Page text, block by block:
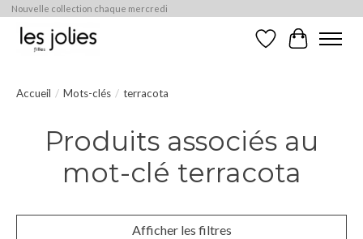
Nouvelle collection chaque mercredi
Liste de souhaits
Panier
Accueil / Mots-clés / terracota
Produits associés au
mot-clé terracota
Afficher les filtres